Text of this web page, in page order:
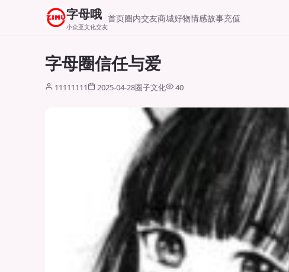
字母哦
小众亚文化交友
首页圈内交友商城好物情感故事充值
字母圈信任与爱
11111111 2025-04-28圈子文化 40